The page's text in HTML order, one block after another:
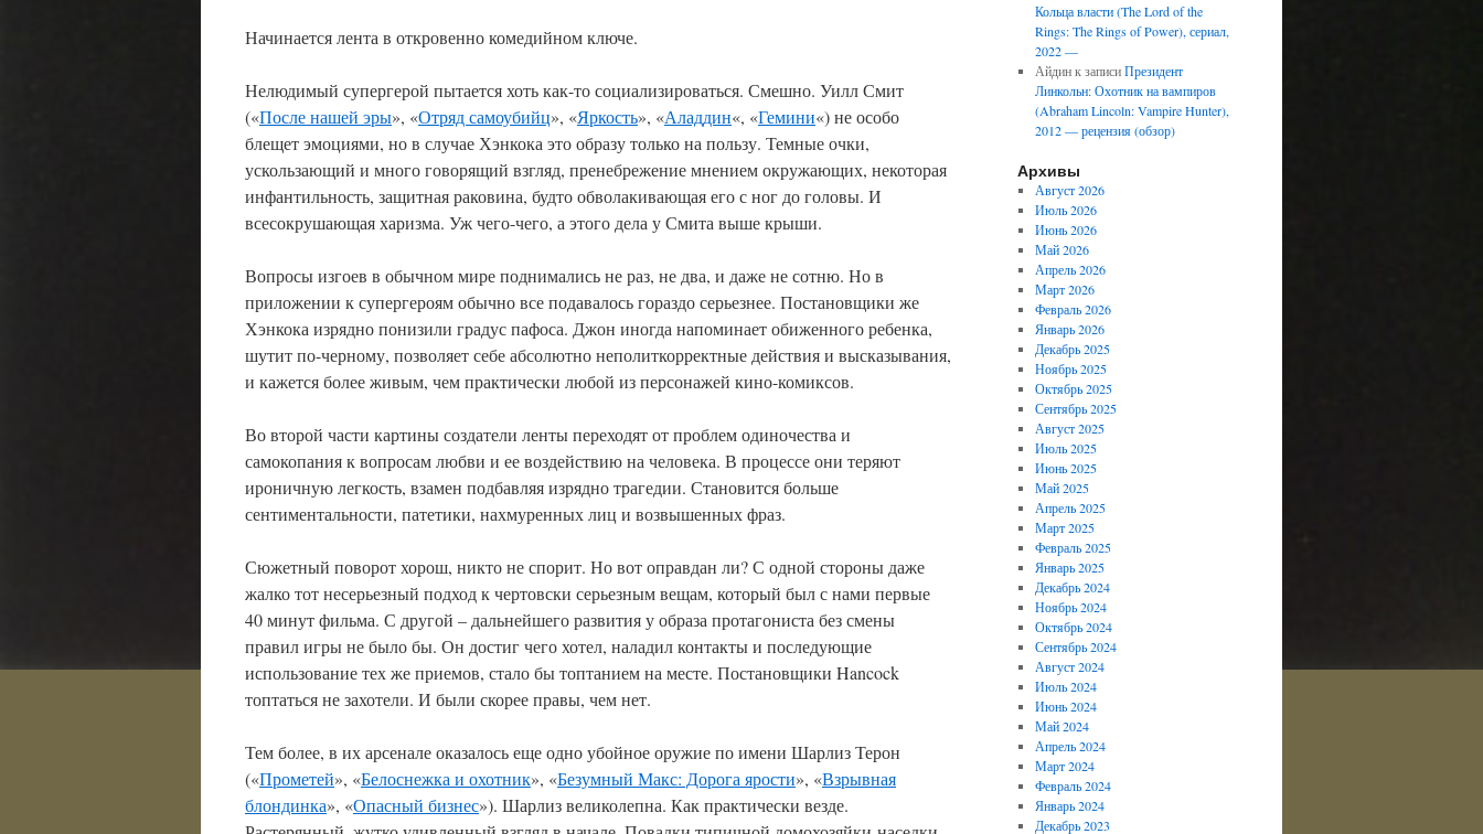
Начинается лента в откровенно комедийном ключе.
Нелюдимый супергерой пытается хоть как-то социализироваться. Смешно. Уилл Смит
(«После нашей эры», «Отряд самоубийц», «Яркость», «Аладдин«, «Гемини«) не особо
блещет эмоциями, но в случае Хэнкока это образу только на пользу. Темные очки,
ускользающий и много говорящий взгляд, пренебрежение мнением окружающих, некоторая
инфантильность, защитная раковина, будто обволакивающая его с ног до головы. И
всесокрушающая харизма. Уж чего-чего, а этого дела у Смита выше крыши.
Вопросы изгоев в обычном мире поднимались не раз, не два, и даже не сотню. Но в
приложении к супергероям обычно все подавалось гораздо серьезнее. Постановщики же
Хэнкока изрядно понизили градус пафоса. Джон иногда напоминает обиженного ребенка,
шутит по-черному, позволяет себе абсолютно неполиткорректные действия и высказывания,
и кажется более живым, чем практически любой из персонажей кино-комиксов.
Во второй части картины создатели ленты переходят от проблем одиночества и
самокопания к вопросам любви и ее воздействию на человека. В процессе они теряют
ироничную легкость, взамен подбавляя изрядно трагедии. Становится больше
сентиментальности, патетики, нахмуренных лиц и возвышенных фраз.
Сюжетный поворот хорош, никто не спорит. Но вот оправдан ли? С одной стороны даже
жалко тот несерьезный подход к чертовски серьезным вещам, который был с нами первые
40 минут фильма. С другой – дальнейшего развития у образа протагониста без смены
правил игры не было бы. Он достиг чего хотел, наладил контакты и последующие
использование тех же приемов, стало бы топтанием на месте. Постановщики Hancock
топтаться не захотели. И были скорее правы, чем нет.
Тем более, в их арсенале оказалось еще одно убойное оружие по имени Шарлиз Терон
(«Прометей», «Белоснежка и охотник», «Безумный Макс: Дорога ярости», «Взрывная
блондинка», «Опасный бизнес»). Шарлиз великолепна. Как практически везде.
Кольца власти (The Lord of the
Rings: The Rings of Power), сериал,
2022 —
Айдинк записиПрезидент
Линкольн: Охотник на вампиров
(Abraham Lincoln: Vampire Hunter),
2012 — рецензия (обзор)
Архивы
Август 2026
Июль 2026
Июнь 2026
Май 2026
Апрель 2026
Март 2026
Февраль 2026
Январь 2026
Декабрь 2025
Ноябрь 2025
Октябрь 2025
Сентябрь 2025
Август 2025
Июль 2025
Июнь 2025
Май 2025
Апрель 2025
Март 2025
Февраль 2025
Январь 2025
Декабрь 2024
Ноябрь 2024
Октябрь 2024
Сентябрь 2024
Август 2024
Июль 2024
Июнь 2024
Май 2024
Апрель 2024
Март 2024
Февраль 2024
Январь 2024
Декабрь 2023